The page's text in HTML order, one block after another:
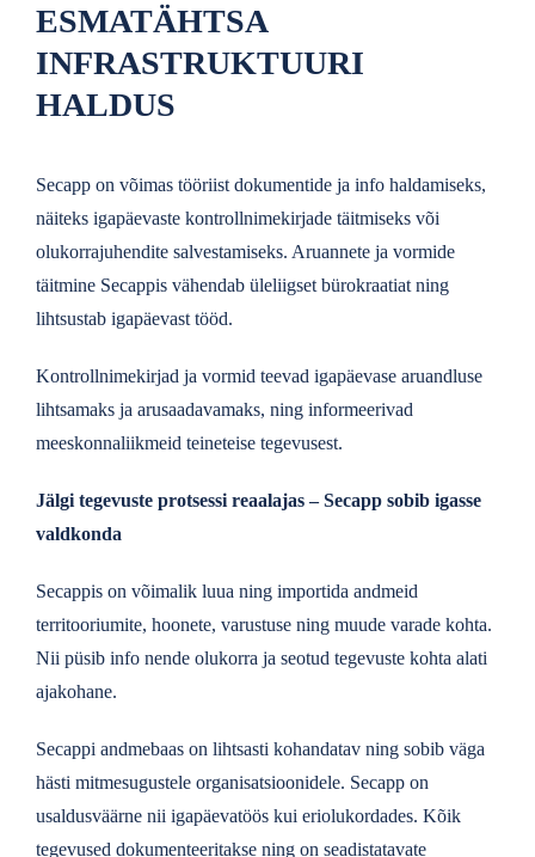
ESMATÄHTSA
INFRASTRUKTUURI
HALDUS
Secapp on võimas tööriist dokumentide ja info haldamiseks,
näiteks igapäevaste kontrollnimekirjade täitmiseks või
olukorrajuhendite salvestamiseks. Aruannete ja vormide
täitmine Secappis vähendab üleliigset bürokraatiat ning
lihtsustab igapäevast tööd.
Kontrollnimekirjad ja vormid teevad igapäevase aruandluse
lihtsamaks ja arusaadavamaks, ning informeerivad
meeskonnaliikmeid teineteise tegevusest.
Jälgi tegevuste protsessi reaalajas – Secapp sobib igasse
valdkonda
Secappis on võimalik luua ning importida andmeid
territooriumite, hoonete, varustuse ning muude varade kohta.
Nii püsib info nende olukorra ja seotud tegevuste kohta alati
ajakohane.
Secappi andmebaas on lihtsasti kohandatav ning sobib väga
hästi mitmesugustele organisatsioonidele. Secapp on
usaldusväärne nii igapäevatöös kui eriolukordades. Kõik
tegevused dokumenteeritakse ning on seadistatavate